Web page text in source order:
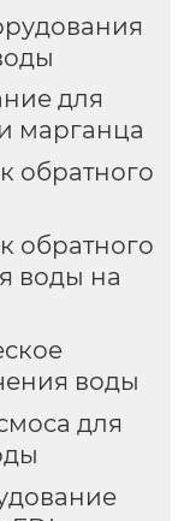
для
марганца
обратного
обратного
воды на
воды
для